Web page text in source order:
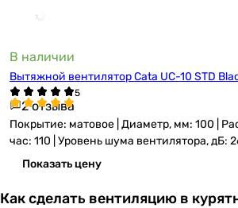
В наличии
Вытяжной вентилятор Cata UC-10 STD
2 отзыва
Покрытие: матовое | Диаметр, мм: 100 |
час: 110 | Уровень шума вентилятора, дБ:
Показать цену
Как сделать вентиляцию в